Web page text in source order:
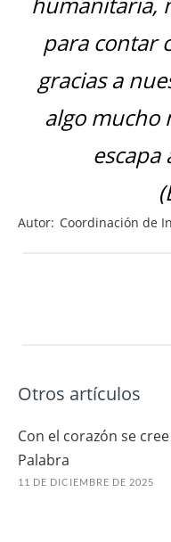
para contar
gracias a
algo mucho
escapa
Autor: Coordinación de
Otros artículos
Con el corazón se
Palabra
11 DE DICIEMBRE DE 2025